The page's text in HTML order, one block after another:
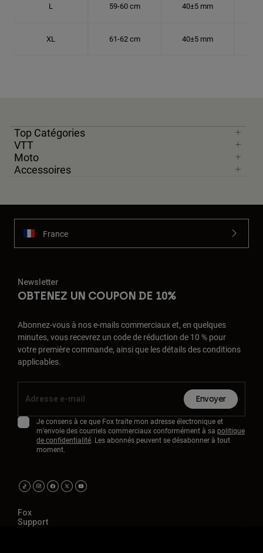
L 59-60 cm 40±5 mm
XL 61-62 cm 40±5 mm
Top Catégories
VTT
Moto
Accessoires
France
Newsletter
OBTENEZ UN COUPON DE 10%
Abonnez-vous à nos e-mails commerciaux et, en quelques
minutes, vous recevrez un code de réduction de 10 % pour
votre première commande, ainsi que les détails des conditions
applicables.
Envoyer
Je consens à ce que Fox traite mon adresse électronique et
m'envoie des courriels commerciaux conformément à sa politique
de confidentialité. Les abonnés peuvent se désabonner à tout
moment.
Fox
Support